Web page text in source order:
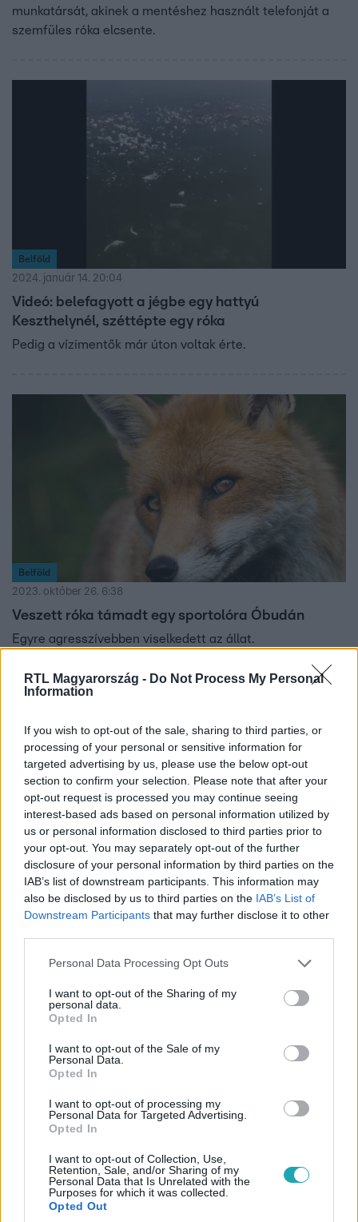
RTL Magyarország - Do Not Process My Personal
Information
If you wish to opt-out of the sale, sharing to third parties, or
processing of your personal or sensitive information for
targeted advertising by us, please use the below opt-out
section to confirm your selection. Please note that after your
opt-out request is processed you may continue seeing
interest-based ads based on personal information utilized by
us or personal information disclosed to third parties prior to
your opt-out. You may separately opt-out of the further
disclosure of your personal information by third parties on the
IAB’s list of downstream participants. This information may
also be disclosed by us to third parties on the IAB’s List of
Downstream Participants that may further disclose it to other
Please note that this website/app uses one or more Google
not limited to your visit or usage behaviour. You may click to
grant or deny consent to Google and its third-party tags to
use your data for below specified purposes in below Google
consent section.
Personal Data Processing Opt Outs
I want to opt-out of the Sharing of my
personal data.
Opted In
I want to opt-out of the Sale of my
Personal Data.
Opted In
I want to opt-out of processing my
Personal Data for Targeted Advertising.
Opted In
I want to opt-out of Collection, Use,
Retention, Sale, and/or Sharing of my
Personal Data that Is Unrelated with the
Purposes for which it was collected.
Opted Out
munkatársát, akinek a mentéshez használt telefonját a
szemfüles róka elcsente.
Belföld
2024. január 14. 20:04
Videó: belefagyott a jégbe egy hattyú
Keszthelynél, széttépte egy róka
Pedig a vízimentők már úton voltak érte.
Belföld
2023. október 26. 6:38
Veszett róka támadt egy sportolóra Óbudán
Egyre agresszívebben viselkedett az állat.
Belföld
2023. szeptember 21. 16:47
Videó: pocokkal játszik egy róka a Bükkben
Tudomány-Tech
2023. szeptember 18. 13:55
Felfedezték a világ első rótyáját, azaz róka-kutya
hibridét